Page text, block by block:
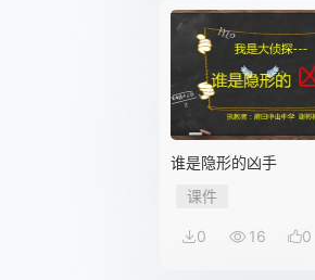
谁是隐形的凶手
课件
0 16 0